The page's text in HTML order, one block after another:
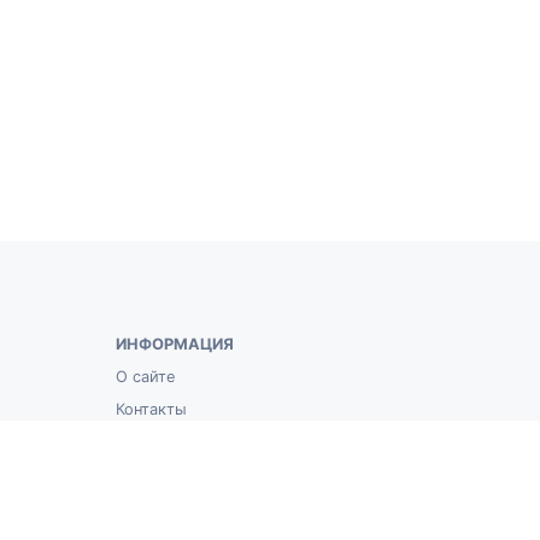
ИНФОРМАЦИЯ
О сайте
Контакты